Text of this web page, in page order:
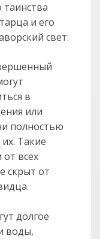
и его
свет.
в
или
полностью
Такие
всех
скрыт от
долгое
воды,